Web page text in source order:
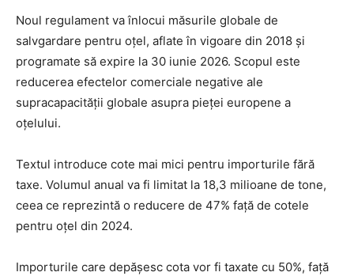
Noul regulament va înlocui măsurile globale de
salvgardare pentru oțel, aflate în vigoare din 2018 și
programate să expire la 30 iunie 2026. Scopul este
reducerea efectelor comerciale negative ale
supracapacității globale asupra pieței europene a
oțelului.
Textul introduce cote mai mici pentru importurile fără
taxe. Volumul anual va fi limitat la 18,3 milioane de tone,
ceea ce reprezintă o reducere de 47% față de cotele
pentru oțel din 2024.
Importurile care depășesc cota vor fi taxate cu 50%, față